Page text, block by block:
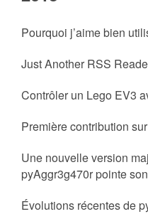
Pourquoi j’aime bien
Just Another RSS
Contrôler un Lego EV3
Première contribution
Une nouvelle version
pyAggr3g470r pointe
Évolutions récentes de